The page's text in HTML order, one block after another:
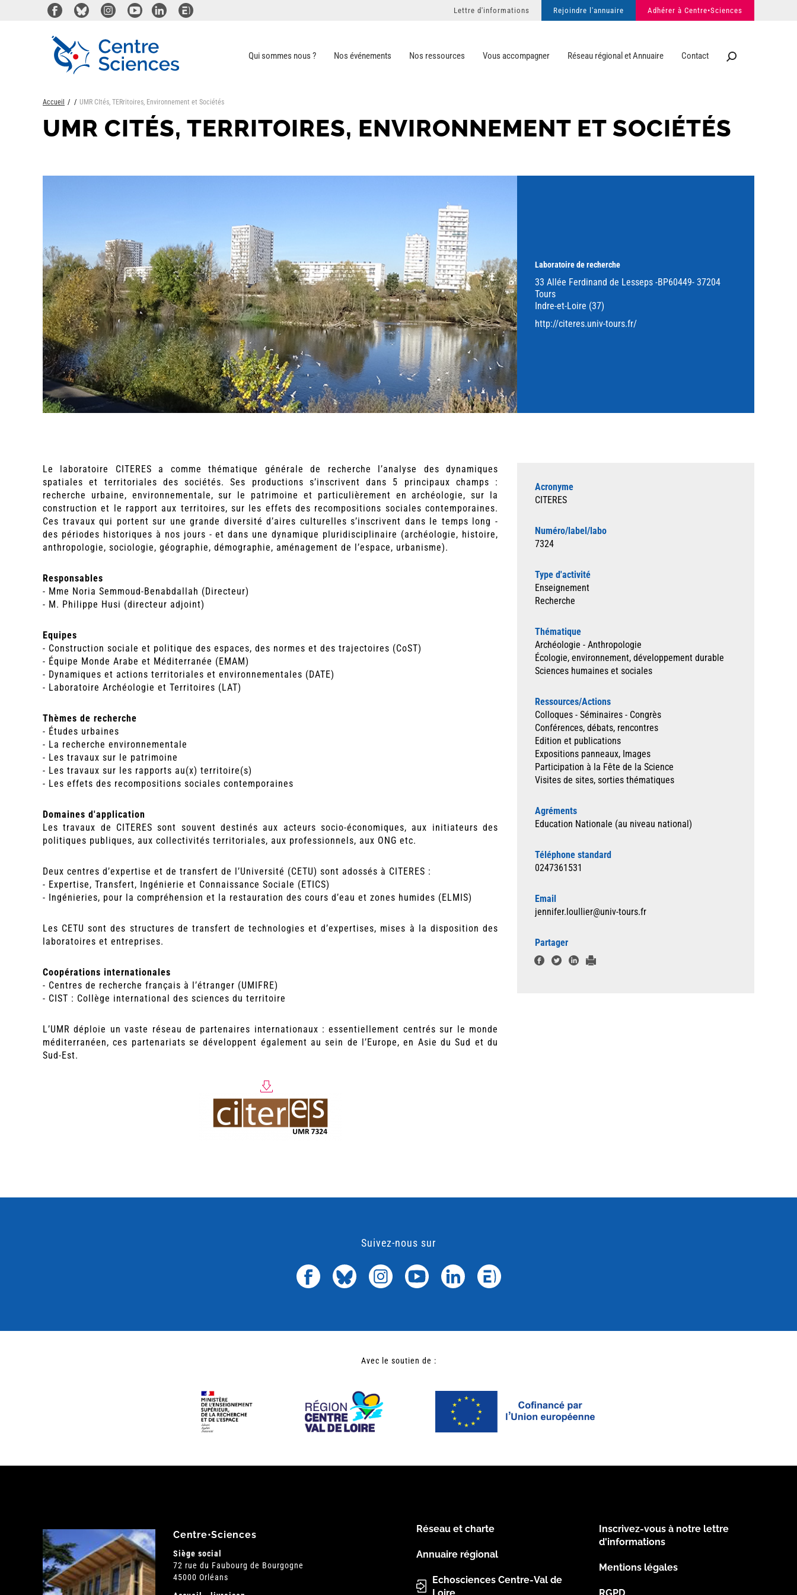
Qui sommes nous ? Nos événements Nos ressources Vous accompagner Réseau régional et Annuaire Contact
Lettre d'informations Rejoindre l'annuaire Adhérer à Centre•Sciences
Accueil UMR CItés, TERritoires, Environnement et Sociétés
UMR CITÉS, TERRITOIRES, ENVIRONNEMENT ET SOCIÉTÉS
Laboratoire de recherche
33 Allée Ferdinand de Lesseps -BP60449- 37204
Tours
Indre-et-Loire (37)
http://citeres.univ-tours.fr/
Le laboratoire CITERES a comme thématique générale de recherche l’analyse des dynamiques
spatiales et territoriales des sociétés. Ses productions s’inscrivent dans 5 principaux champs :
recherche urbaine, environnementale, sur le patrimoine et particulièrement en archéologie, sur la
construction et le rapport aux territoires, sur les effets des recompositions sociales contemporaines.
Ces travaux qui portent sur une grande diversité d’aires culturelles s’inscrivent dans le temps long -
des périodes historiques à nos jours - et dans une dynamique pluridisciplinaire (archéologie, histoire,
anthropologie, sociologie, géographie, démographie, aménagement de l’espace, urbanisme).
Responsables
- Mme Noria Semmoud-Benabdallah (Directeur)
- M. Philippe Husi (directeur adjoint)
Equipes
- Construction sociale et politique des espaces, des normes et des trajectoires (CoST)
- Équipe Monde Arabe et Méditerranée (EMAM)
- Dynamiques et actions territoriales et environnementales (DATE)
- Laboratoire Archéologie et Territoires (LAT)
Thèmes de recherche
- Études urbaines
- La recherche environnementale
- Les travaux sur le patrimoine
- Les travaux sur les rapports au(x) territoire(s)
- Les effets des recompositions sociales contemporaines
Domaines d'application
Les travaux de CITERES sont souvent destinés aux acteurs socio-économiques, aux initiateurs des
politiques publiques, aux collectivités territoriales, aux professionnels, aux ONG etc.
Deux centres d’expertise et de transfert de l’Université (CETU) sont adossés à CITERES :
- Expertise, Transfert, Ingénierie et Connaissance Sociale (ETICS)
- Ingénieries, pour la compréhension et la restauration des cours d’eau et zones humides (ELMIS)
Les CETU sont des structures de transfert de technologies et d’expertises, mises à la disposition des
laboratoires et entreprises.
Coopérations internationales
- Centres de recherche français à l’étranger (UMIFRE)
- CIST : Collège international des sciences du territoire
L’UMR déploie un vaste réseau de partenaires internationaux : essentiellement centrés sur le monde
méditerranéen, ces partenariats se développent également au sein de l’Europe, en Asie du Sud et du
Sud-Est.
Acronyme
CITERES
Numéro/label/labo
7324
Type d'activité
Enseignement
Recherche
Thématique
Archéologie - Anthropologie
Écologie, environnement, développement durable
Sciences humaines et sociales
Ressources/Actions
Colloques - Séminaires - Congrès
Conférences, débats, rencontres
Edition et publications
Expositions panneaux, Images
Participation à la Fête de la Science
Visites de sites, sorties thématiques
Agréments
Education Nationale (au niveau national)
Téléphone standard
0247361531
Email
jennifer.loullier@univ-tours.fr
Partager
Suivez-nous sur
Avec le soutien de :
Centre•Sciences
Siège social
72 rue du Faubourg de Bourgogne
45000 Orléans
Menu
Pied
Réseau et charte
Annuaire régional
Echosciences Centre-Val de
Footer
2
Inscrivez-vous à notre lettre
d'informations
Mentions légales